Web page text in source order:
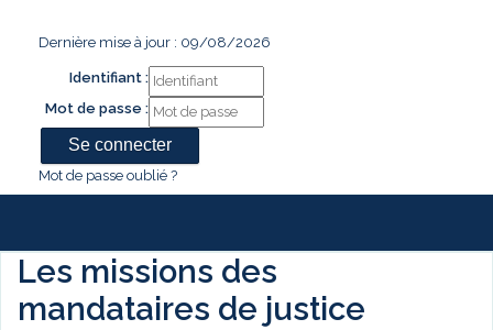
Dernière mise à jour : 09/08/2026
Identifiant :
Mot de passe :
Mot de passe oublié ?
Les missions des
mandataires de justice